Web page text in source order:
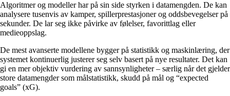
Algoritmer og modeller har på sin side styrken i datamengden. De kan
analysere tusenvis av kamper, spillerprestasjoner og oddsbevegelser på
sekunder. De lar seg ikke påvirke av følelser, favorittlag eller
medieoppslag.
De mest avanserte modellene bygger på statistikk og maskinlæring, der
systemet kontinuerlig justerer seg selv basert på nye resultater. Det kan
gi en mer objektiv vurdering av sannsynligheter – særlig når det gjelder
store datamengder som målstatistikk, skudd på mål og “expected
goals” (xG).